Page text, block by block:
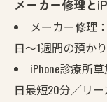
メーカー修理と
メーカー修理
日〜1週間の預か
iPhone診療所
日最短20分／リ